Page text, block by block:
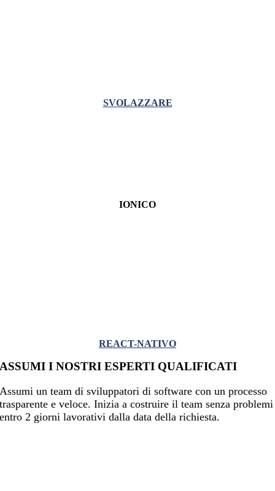
SVOLAZZARE
IONICO
REACT-NATIVO
ASSUMI I NOSTRI ESPERTI QUALIFICATI
Assumi un team di sviluppatori di software con un processo
trasparente e veloce. Inizia a costruire il team senza problemi
entro 2 giorni lavorativi dalla data della richiesta.